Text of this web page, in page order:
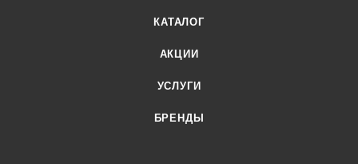
КАТАЛОГ
АКЦИИ
УСЛУГИ
БРЕНДЫ